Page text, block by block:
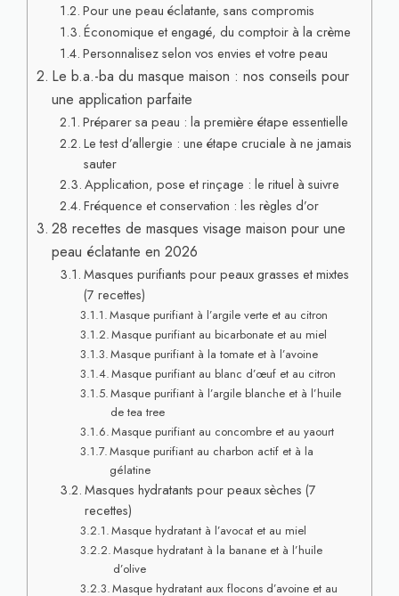
Pour une peau éclatante, sans compromis
Économique et engagé, du comptoir à la crème
Personnalisez selon vos envies et votre peau
Le b.a.-ba du masque maison : nos conseils pour
une application parfaite
Préparer sa peau : la première étape essentielle
Le test d’allergie : une étape cruciale à ne jamais
sauter
Application, pose et rinçage : le rituel à suivre
Fréquence et conservation : les règles d’or
28 recettes de masques visage maison pour une
peau éclatante en 2026
Masques purifiants pour peaux grasses et mixtes
(7 recettes)
Masque purifiant à l’argile verte et au citron
Masque purifiant au bicarbonate et au miel
Masque purifiant à la tomate et à l’avoine
Masque purifiant au blanc d’œuf et au citron
Masque purifiant à l’argile blanche et à l’huile
de tea tree
Masque purifiant au concombre et au yaourt
Masque purifiant au charbon actif et à la
gélatine
Masques hydratants pour peaux sèches (7
recettes)
Masque hydratant à l’avocat et au miel
Masque hydratant à la banane et à l’huile
d’olive
Masque hydratant aux flocons d’avoine et au